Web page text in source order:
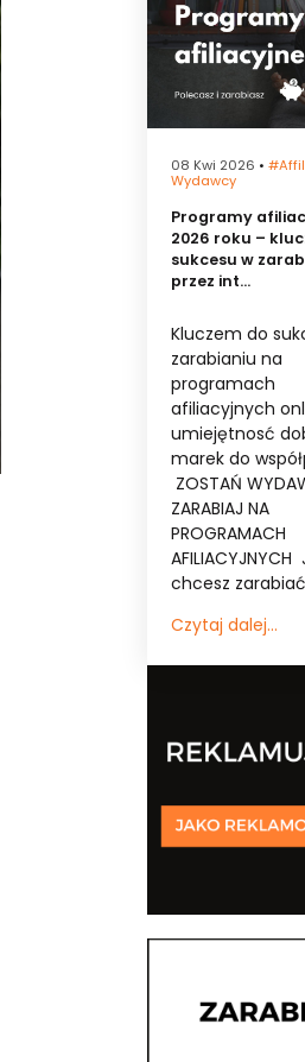
08 Kwi 2026 •
Wydawcy
Programy
2026 roku –
sukcesu w
przez int...
Kluczem do
zarabianiu na
programach
afiliacyjnych
umiejętnosć
marek do
ZOSTAŃ
ZARABIAJ NA
PROGRAMACH
AFILIACYJNYCH
chcesz
Czytaj dalej...